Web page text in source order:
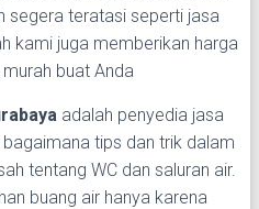
segera teratasi seperti jasa
kami juga memberikan harga
buat Anda
adalah penyedia jasa
tips dan trik dalam
tentang WC dan saluran air.
buang air hanya karena